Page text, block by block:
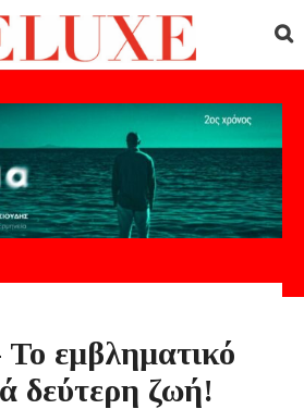
εμβληματικό
δεύτερη ζωή!